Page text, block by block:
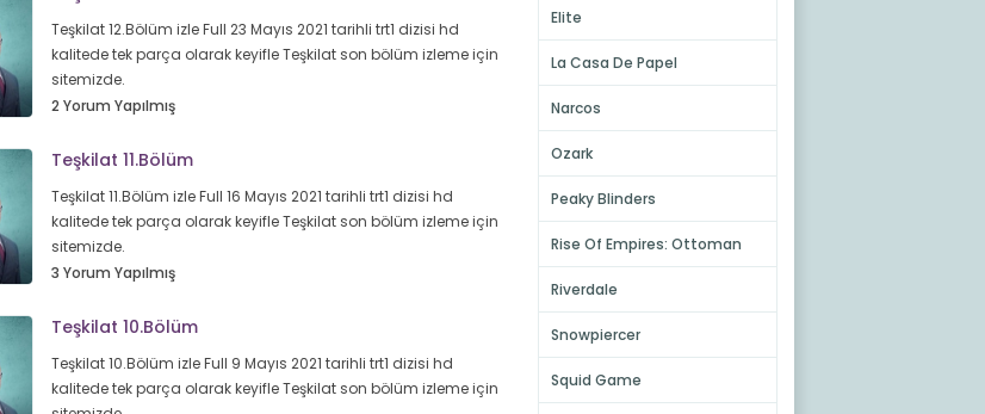
Teşkilat 12.Bölüm izle Full 23 Mayıs 2021 tarihli trt1 dizisi hd
kalitede tek parça olarak keyifle Teşkilat son bölüm izleme için
sitemizde.
2 Yorum Yapılmış
Teşkilat 11.Bölüm
Teşkilat 11.Bölüm izle Full 16 Mayıs 2021 tarihli trt1 dizisi hd
kalitede tek parça olarak keyifle Teşkilat son bölüm izleme için
sitemizde.
3 Yorum Yapılmış
Teşkilat 10.Bölüm
Teşkilat 10.Bölüm izle Full 9 Mayıs 2021 tarihli trt1 dizisi hd
kalitede tek parça olarak keyifle Teşkilat son bölüm izleme için
Elite
La Casa De Papel
Narcos
Ozark
Peaky Blinders
Rise Of Empires: Ottoman
Riverdale
Snowpiercer
Squid Game